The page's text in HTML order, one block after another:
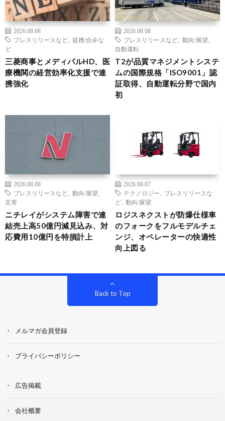
2026.08.08
プレスリリースなど
提携/合弁な
ど
三菱商事とメディパルHD、医
療機関の経営効率化支援で連
携強化
2026.08.08
プレスリリースなど
動向/展望
自動運転
T2が品質マネジメントシステ
ムの国際規格「ISO9001」認
証取得、自動運転分野で国内
初
2026.08.08
プレスリリースなど
動向/展望
災害
ニチレイがシステム障害で連
結売上高50億円減見込み、対
応費用10億円を特損計上
2026.08.07
テクノロジー
プレスリリースな
ど
動向/展望
ロジスネクストが防爆仕様車
のフォークをフルモデルチェ
ンジ、オペレーターの快適性
向上図る
Back to Top
メルマガ会員登録
プライバシーポリシー
広告掲載
会社概要